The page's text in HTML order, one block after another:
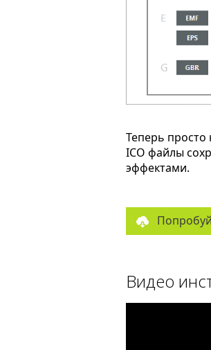
Теперь
ICO файлы
эффектами.
Видео